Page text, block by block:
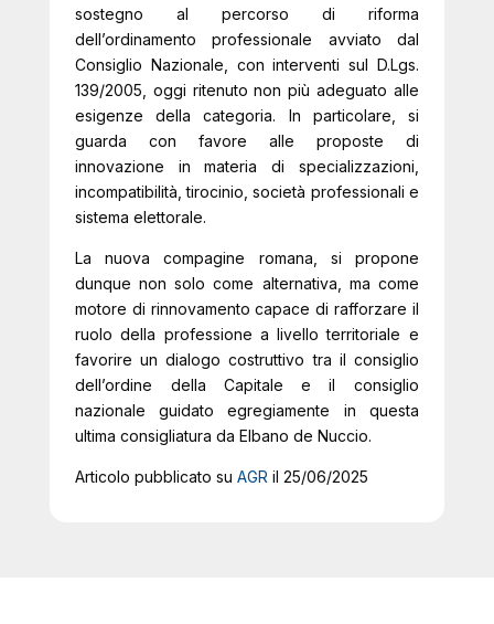
sostegno al percorso di riforma
dell’ordinamento professionale avviato dal
Consiglio Nazionale, con interventi sul D.Lgs.
139/2005, oggi ritenuto non più adeguato alle
esigenze della categoria. In particolare, si
guarda con favore alle proposte di
innovazione in materia di specializzazioni,
incompatibilità, tirocinio, società professionali e
sistema elettorale.
La nuova compagine romana, si propone
dunque non solo come alternativa, ma come
motore di rinnovamento capace di rafforzare il
ruolo della professione a livello territoriale e
favorire un dialogo costruttivo tra il consiglio
dell’ordine della Capitale e il consiglio
nazionale guidato egregiamente in questa
ultima consigliatura da Elbano de Nuccio.
Articolo pubblicato suAGR il 25/06/2025